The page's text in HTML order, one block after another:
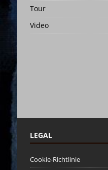
Tour
Video
LEGAL
Cookie-Richtlinie